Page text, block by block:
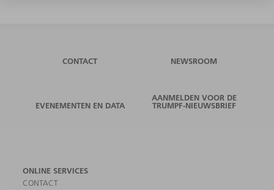
CONTACT NEWSROOM
EVENEMENTEN EN DATA
AANMELDEN VOOR DE
TRUMPF-NIEUWSBRIEF
ONLINE SERVICES
CONTACT